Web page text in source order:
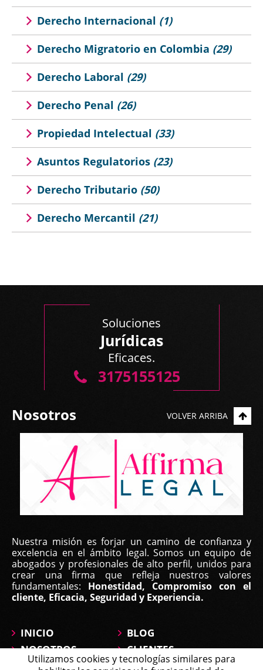
Derecho Internacional (1)
Derecho Migratorio en Colombia (29)
Derecho Laboral (29)
Derecho Penal (26)
Propiedad Intelectual (33)
Asuntos Regulatorios (23)
Derecho Tributario (50)
Derecho Mercantil (21)
Soluciones
Jurídicas
Eficaces.
3175155125
Nosotros
Nuestra misión es forjar un camino de confianza y
excelencia en el ámbito legal. Somos un equipo de
abogados y profesionales de alto perfil, unidos para
crear una firma que refleja nuestros valores
fundamentales: Honestidad, Compromiso con el
cliente, Eficacia, Seguridad y Experiencia.
VOLVER ARRIBA
INICIO
NOSOTROS
ÁREAS DE
BLOG
CLIENTES
CONTÁCTANOS
Utilizamos cookies y tecnologías similares para